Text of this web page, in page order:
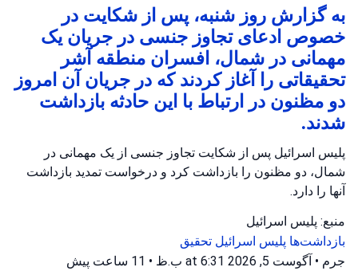
به گزارش روز شنبه، پس از شکایت در
خصوص ادعای تجاوز جنسی در جریان یک
مهمانی در شمال، افسران منطقه آشر
تحقیقاتی را آغاز کردند که در جریان آن امروز
دو مظنون در ارتباط با این حادثه بازداشت
شدند.
پلیس اسرائیل پس از شکایت تجاوز جنسی از یک مهمانی در
شمال، دو مظنون را بازداشت کرد و درخواست تمدید بازداشت
آنها را دارد.
منبع: پلیس اسرائیل
بازداشت‌ها پلیس اسرائیل تحقیق
جرم • آگوست 5, 2026 at 6:31 ب.ظ • 11 ساعت پیش